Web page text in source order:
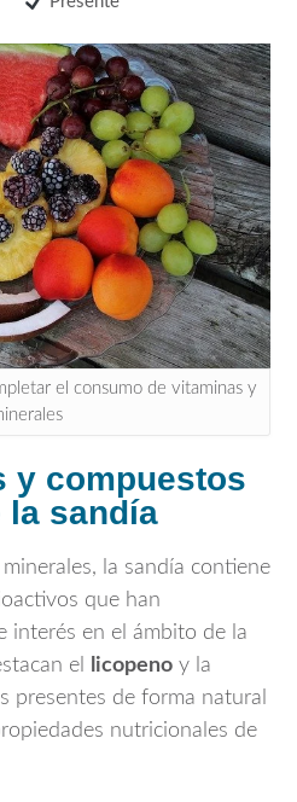
el consumo de vitaminas y
y compuestos
la sandía
la sandía contiene
que han
interés en el ámbito de la
el
licopeno y la
presentes de forma natural
nutricionales de